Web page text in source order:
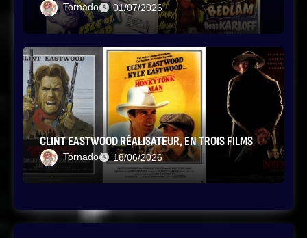
Tornado 01/07/2026
CLINT EASTWOOD RÉALISATEUR, EN TROIS FILMS
Tornado 18/06/2026